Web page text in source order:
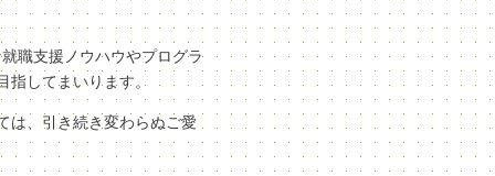
職支援ノウハウやプログラ
指してまいります。
は、引き続き変わらぬご愛